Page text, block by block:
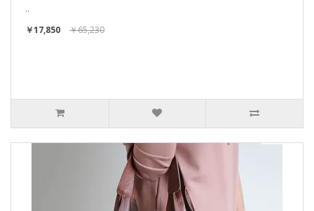
..
￥17,850
￥65,230